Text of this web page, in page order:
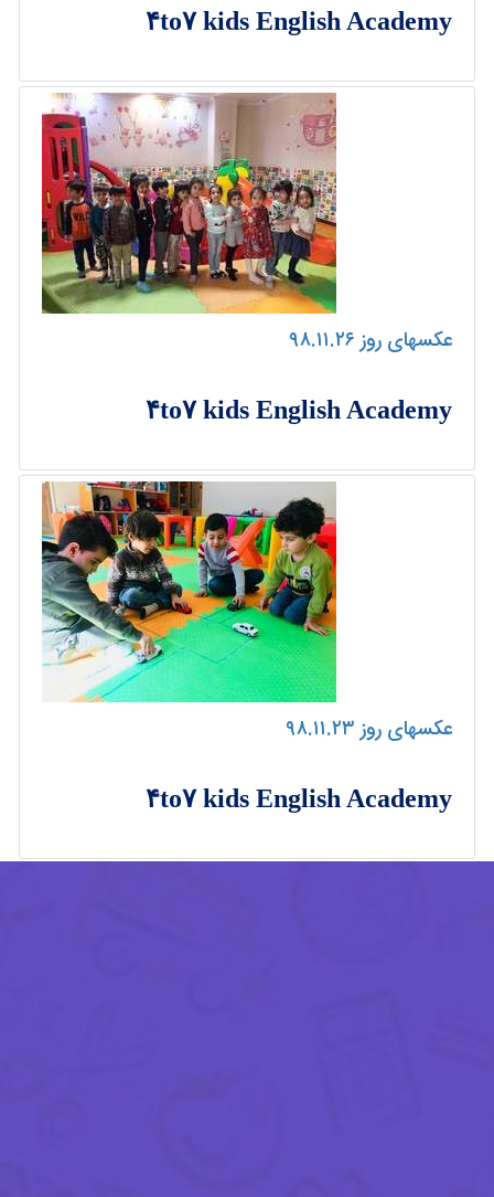
۴to۷ kids English Academy
عکسهای روز ۹۸.۱۱.۲۶
۴to۷ kids English Academy
عکسهای روز ۹۸.۱۱.۲۳
۴to۷ kids English Academy